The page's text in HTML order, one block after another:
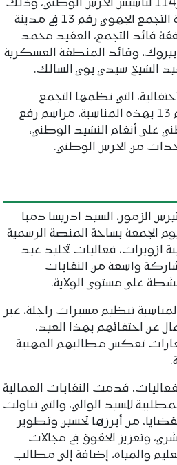
الذكرى ال114 لتأسيس الحرس الوطني، وذلك
بمقر قيادة التجمع الجهوي رقم 13 في مدينة
قائد التجمع، العقيد محمد
بيروك، وقائد المنطقة العسكرية
الشيخ سيدي بوي السالك.
التي نظمها التجمع
الجهوي رقم 13 بهذه المناسبة، مراسم رفع
على أنغام النشيد الوطني،
من الحرس الوطني.
الزمور، السيد ادريسا دمبا
الجمعة بساحة المنصة الرسمية
فعاليات تخليد عيد
واسعة من النقابات
على مستوى الولاية.
تنظيم مسيرات راجلة، عبر
عن احتفائهم بهذا العيد،
تعكس مطالبهم المهنية
قدمت النقابات العمالية
للسيد الوالي، والتي تناولت
من أبرزها تحسين وتطوير
وتعزيز الحقوق في مجالات
والمياه، إضافة إلى مطالب